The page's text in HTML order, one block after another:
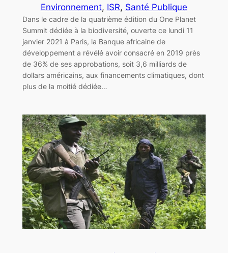
Environnement, ISR, Santé Publique
Dans le cadre de la quatrième édition du One Planet
Summit dédiée à la biodiversité, ouverte ce lundi 11
janvier 2021 à Paris, la Banque africaine de
développement a révélé avoir consacré en 2019 près
de 36% de ses approbations, soit 3,6 milliards de
dollars américains, aux financements climatiques, dont
plus de la moitié dédiée…